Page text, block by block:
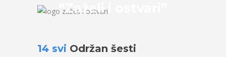
“Zaželi i ostvari”
14 svi Održan šesti